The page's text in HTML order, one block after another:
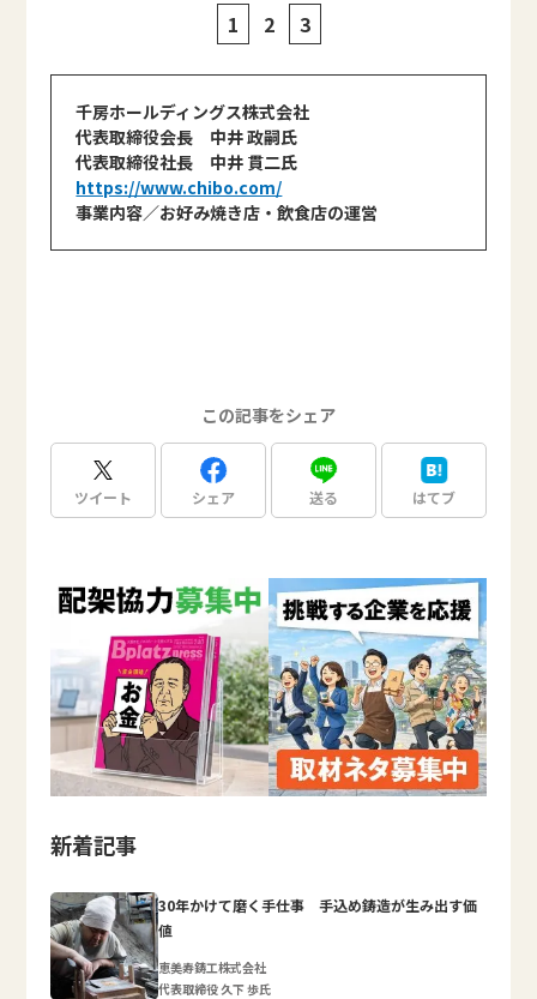
1 2 3
千房ホールディングス株式会社
代表取締役会長 中井 政嗣氏
代表取締役社長 中井 貫二氏
https://www.chibo.com/
事業内容／お好み焼き店・飲食店の運営
この記事をシェア
ツイート シェア 送る はてブ
新着記事
30年かけて磨く手仕事 手込め鋳造が生み出す価
値
恵美寿鋳工株式会社
代表取締役 久下 歩氏